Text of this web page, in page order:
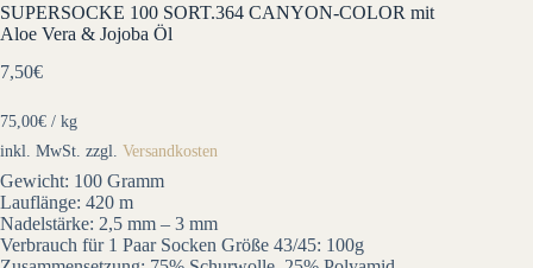
SUPERSOCKE 100 SORT.364 CANYON-COLOR mit
Aloe Vera & Jojoba Öl
7,50€
75,00€ / kg
inkl. MwSt. zzgl. Versandkosten
Gewicht: 100 Gramm
Lauflänge: 420 m
Nadelstärke: 2,5 mm – 3 mm
Verbrauch für 1 Paar Socken Größe 43/45: 100g